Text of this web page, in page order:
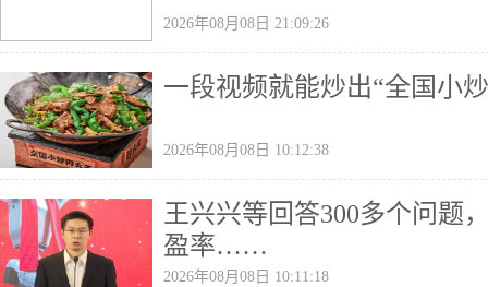
2026年08月08日 21:09:26
一段视频就能炒出“全国小
2026年08月08日 10:12:38
王兴兴等回答300多个问题
盈率……
2026年08月08日 10:11:18